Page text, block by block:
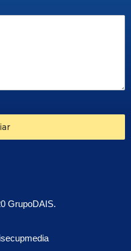
GrupoDAIS.